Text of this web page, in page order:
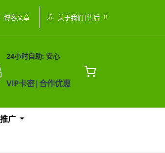
博客文章 关于我们|售后
24小时自助: 安心
VIP卡密|合作优惠
广